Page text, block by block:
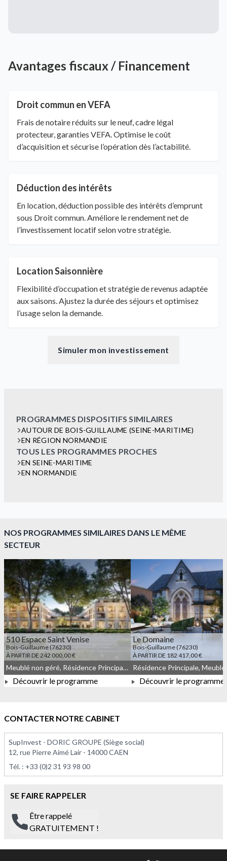
Avantages fiscaux / Financement
Droit commun en VEFA
Frais de notaire réduits sur le neuf, cadre légal
protecteur, garanties VEFA. Optimise le coût
d’acquisition et sécurise l’opération dès l’actabilité.
Déduction des intérêts
En location, déduction possible des intérêts d’emprunt
sous Droit commun. Améliore le rendement net de
l’investissement locatif selon votre stratégie.
Location Saisonnière
Flexibilité d’occupation et stratégie de revenus adaptée
aux saisons. Ajustez la durée des séjours et optimisez
l’usage selon la demande.
Simuler mon investissement
PROGRAMMES DISPOSITIFS SIMILAIRES
AUTOUR DE BOIS-GUILLAUME (SEINE-MARITIME)
EN RÉGION NORMANDIE
TOUS LES PROGRAMMES PROCHES
EN SEINE-MARITIME
EN NORMANDIE
NOS PROGRAMMES SIMILAIRES DANS LE MÊME
SECTEUR
510 Espace Saint Venise
Bois-Guillaume (76230)
À PARTIR DE 242 000,00 €
À PARTIR DE 242 000,00 €
Meublé non géré, Résidence Principale, JEANBRUN, Droit commun
Découvrir le programme
Le Domaine
Bois-Guillaume (76230)
À PARTIR DE 182 417,00 €
Découvrir le programme
CONTACTER NOTRE CABINET
SupInvest - DORIC GROUPE (Siège social)
12, rue Pierre Aimé Lair - 14000 CAEN
Tél. : +33 (0)2 31 93 98 00
SE FAIRE RAPPELER
Être rappelé
GRATUITEMENT !